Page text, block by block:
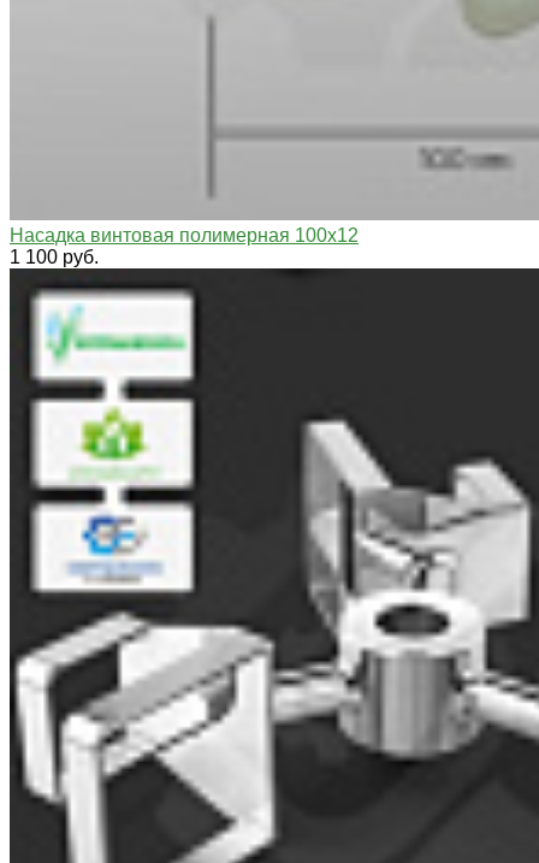
Насадка винтовая полимерная 100х12
1 100 руб.